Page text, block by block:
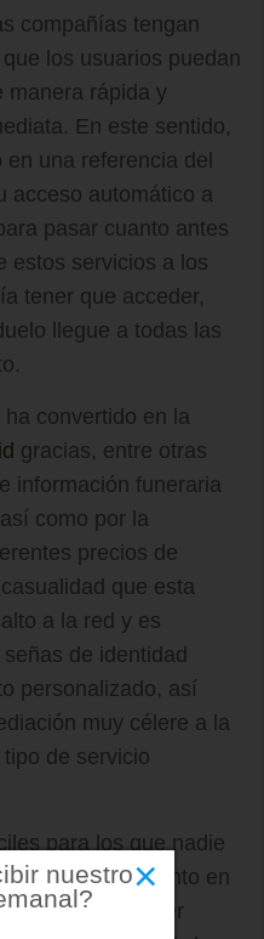
compañías tengan
los usuarios puedan
manera rápida y
En este sentido,
en una referencia del
acceso automático a
pasar cuanto antes
estos servicios a los
tener que acceder,
llegue a todas las
convertido en la
gracias, entre otras
información funeraria
como por la
precios de
que esta
a la red y es
de identidad
personalizado, así
muy célere a la
de servicio
para los que nadie
un asesoramiento en
que nuestro ser
×
nuestro